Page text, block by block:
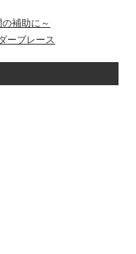
補助に～
ーブレース